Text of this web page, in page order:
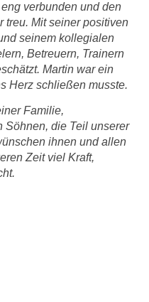
verbunden und den
treu. Mit seiner positiven
seinem kollegialen
Betreuern, Trainern
Martin war ein
Herz schließen musste.
Familie,
Söhnen, die Teil unserer
ihnen und allen
Zeit viel Kraft,